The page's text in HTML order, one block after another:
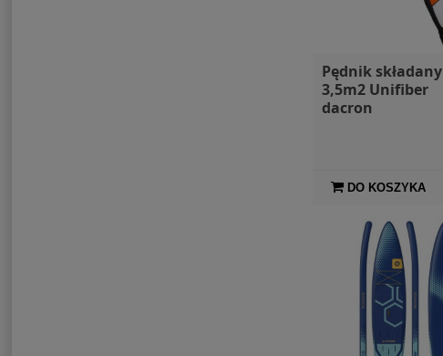
Pędnik składany
3,5m2 Unifiber
dacron
DO KOSZYKA